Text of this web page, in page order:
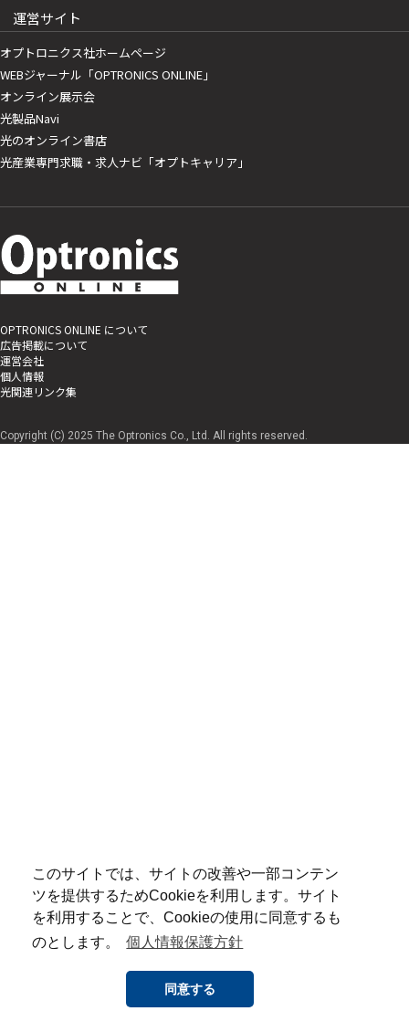
このサイトでは、サイトの改善や一部コンテン
ツを提供するためCookieを利用します。サイト
を利用することで、Cookieの使用に同意するも
のとします。
個人情報保護方針
同意する
運営サイト
オプトロニクス社ホームページ
WEBジャーナル「OPTRONICS ONLINE」
オンライン展示会
光製品Navi
光のオンライン書店
光産業専門求職・求人ナビ「オプトキャリア」
OPTRONICS ONLINE について
広告掲載について
運営会社
個人情報
光関連リンク集
Copyright (C) 2025 The Optronics Co., Ltd. All rights reserved.